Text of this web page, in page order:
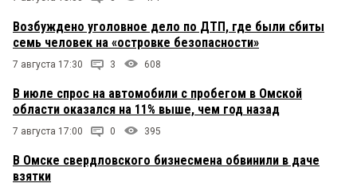
Возбуждено уголовное дело по ДТП, где были сбиты
семь человек на «островке безопасности»
7 августа 17:30 3 608
В июле спрос на автомобили с пробегом в Омской
области оказался на 11% выше, чем год назад
7 августа 17:00 0 395
В Омске свердловского бизнесмена обвинили в даче
взятки